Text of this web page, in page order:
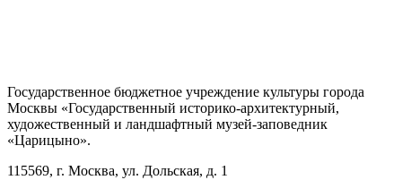
Государственное бюджетное учреждение культуры города
Москвы «Государственный историко-архитектурный,
художественный и ландшафтный музей-заповедник
«Царицыно».
115569, г. Москва, ул. Дольская, д. 1